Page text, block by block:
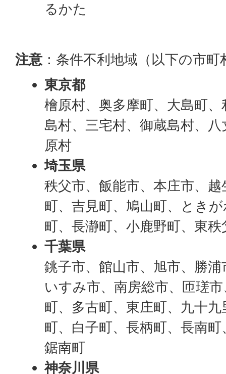
るかた
注意 ：条件不利地域（以下の市町
東京都
檜原村、奥多摩町、大島町
島村、三宅村、御蔵島村、
原村
埼玉県
秩父市、飯能市、本庄市、
町、吉見町、鳩山町、とき
町、長瀞町、小鹿野町、東
千葉県
銚子市、館山市、旭市、勝
いすみ市、南房総市、匝瑳
町、多古町、東庄町、九十
町、白子町、長柄町、長南
鋸南町
神奈川県